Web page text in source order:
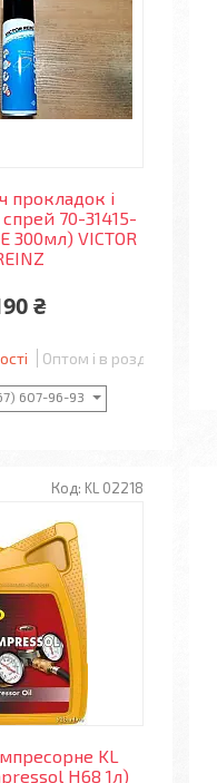
прокладок і
70-31415-
300мл) VICTOR
₴
Оптом і в роздріб
607-96-93
KL 02218
KL
H68 1л)